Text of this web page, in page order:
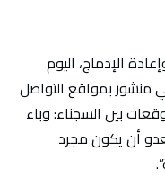
الإدماج، اليوم
بمواقع التواصل
بين السجناء: وباء
أن يكون مجرد